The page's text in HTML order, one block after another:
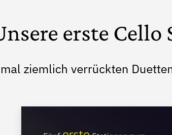
erste Cello
ziemlich verrückten